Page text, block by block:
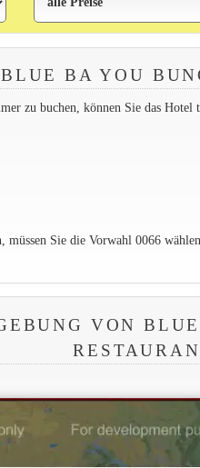
BA YOU
zu buchen, können Sie das
müssen Sie die Vorwahl 0066
VON